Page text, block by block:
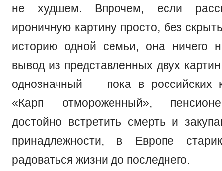
не худшем. Впрочем, если
ироничную картину просто, без
историю одной семьи, она ничего
вывод из представленных двух
однозначный — пока в российских
«Карп отмороженный»,
достойно встретить смерть и
принадлежности, в Европе
радоваться жизни до последнего.